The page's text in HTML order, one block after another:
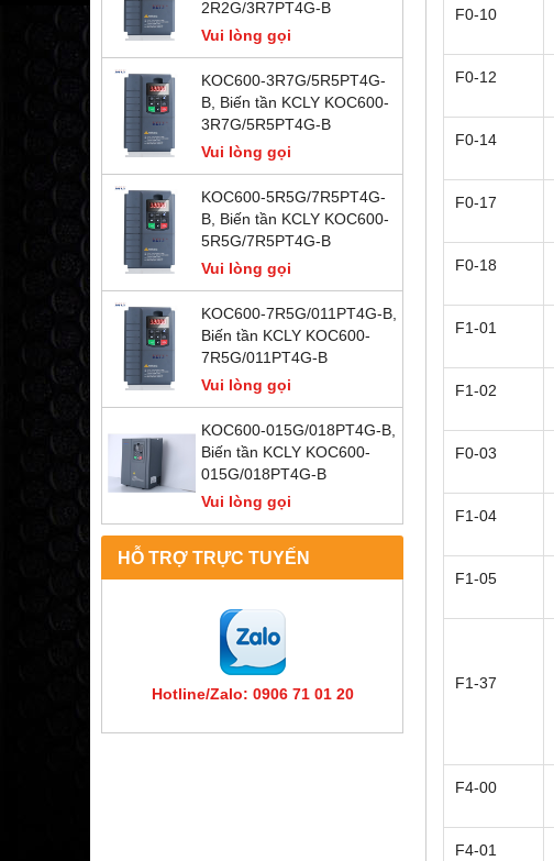
2R2G/3R7PT4G-B
Vui lòng gọi
KOC600-3R7G/5R5PT4G-
B, Biến tần KCLY KOC600-
3R7G/5R5PT4G-B
Vui lòng gọi
KOC600-5R5G/7R5PT4G-
B, Biến tần KCLY KOC600-
5R5G/7R5PT4G-B
Vui lòng gọi
KOC600-7R5G/011PT4G-B,
Biến tần KCLY KOC600-
7R5G/011PT4G-B
Vui lòng gọi
KOC600-015G/018PT4G-B,
Biến tần KCLY KOC600-
015G/018PT4G-B
Vui lòng gọi
HỖ TRỢ TRỰC TUYẾN
Hotline/Zalo: 0906 71 01 20
F0-10
F0-12
F0-14
F0-17
F0-18
F1-01
F1-02
F0-03
F1-04
F1-05
F1-37
F4-00
F4-01